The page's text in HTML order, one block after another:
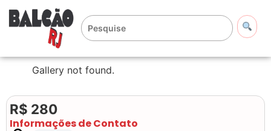
Gallery not found.
R$ 280
Informações de Contato